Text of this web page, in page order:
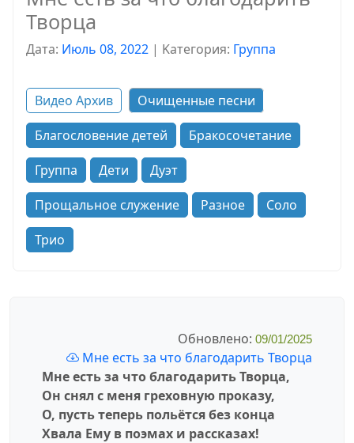
Творца
Дата: Июль 08, 2022 | Kатегория: Группа
Видео Архив
Очищенные песни
Благословение детей
Бракосочетание
Группа
Дети
Дуэт
Прощальное служение
Разное
Соло
Трио
Обновлено: 09/01/2025
Мне есть за что благодарить Творца
Мне есть за что благодарить Творца,
Он снял с меня греховную проказу,
О, пусть теперь польётся без конца
Хвала Ему в поэмах и рассказах!